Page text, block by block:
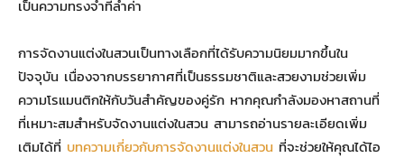
เป็นความทรงจำที่ล้ำค่า
การจัดงานแต่งในสวนเป็นทางเลือกที่ได้รับความนิยมมากขึ้นใน
ปัจจุบัน เนื่องจากบรรยากาศที่เป็นธรรมชาติและสวยงามช่วยเพิ่ม
ความโรแมนติกให้กับวันสำคัญของคู่รัก หากคุณกำลังมองหาสถานที่
ที่เหมาะสมสำหรับจัดงานแต่งในสวน สามารถอ่านรายละเอียดเพิ่ม
เติมได้ที่ บทความเกี่ยวกับการจัดงานแต่งในสวน ที่จะช่วยให้คุณได้ไอ